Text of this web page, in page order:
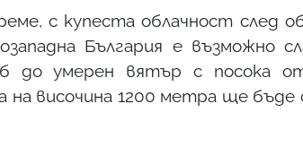
с купеста облачност след
България е възможно
до умерен вятър с посока
височина 1200 метра ще бъде